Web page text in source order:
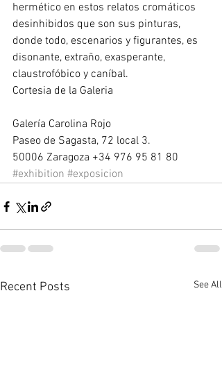
hermético en estos relatos cromáticos
desinhibidos que son sus pinturas,
donde todo, escenarios y figurantes, es
disonante, extraño, exasperante,
claustrofóbico y caníbal.
Cortesia de la Galeria
Galería Carolina Rojo
Paseo de Sagasta, 72 local 3.
50006 Zaragoza +34 976 95 81 80
#exhibition #exposicion
Recent Posts See All